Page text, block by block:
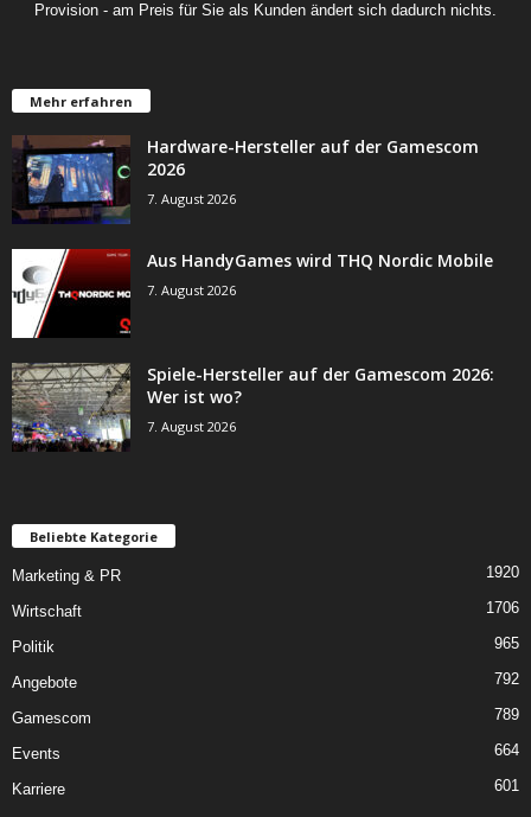
Provision - am Preis für Sie als Kunden ändert sich dadurch nichts.
Mehr erfahren
Hardware-Hersteller auf der Gamescom
2026
7. August 2026
Aus HandyGames wird THQ Nordic Mobile
7. August 2026
Spiele-Hersteller auf der Gamescom 2026:
Wer ist wo?
7. August 2026
Beliebte Kategorie
Marketing & PR 1920
Wirtschaft 1706
Politik 965
Angebote 792
Gamescom 789
Events 664
Karriere 601